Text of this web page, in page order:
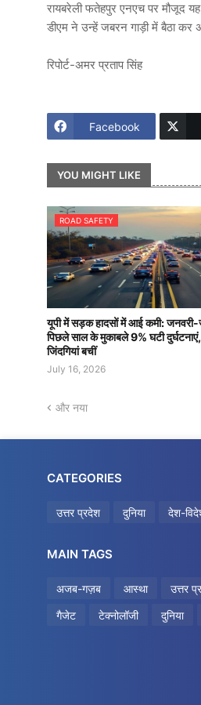
रायबरेली फतेहपुर एनएच पर मौजूद
डीएम ने उन्हें जबरन गाड़ी में बैठा
रिपोर्ट-अमर प्रताप सिंह
Facebook
YOU MIGHT LIKE
ROAD SAFETY
यूपी में सड़क हादसों में आई कमी:
पिछले साल के मुकाबले 9% घटी
जिंदगियां बचीं
July 16, 2026
और नया
CATEGORIES
उत्तर प्रदेश दुनिया देश-
MAIN TAGS
अजब-गज़ब आस्था उत्तर
गैजेट
टेक्नोलॉजी दुनिया